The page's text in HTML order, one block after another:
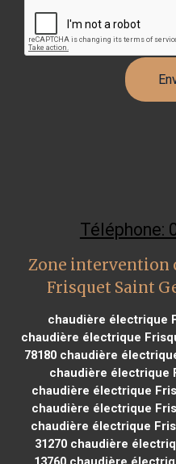
Téléphone:
Zone intervention
Frisquet Saint
chaudière électrique
chaudière électrique
78180chaudière
chaudière électrique
chaudière électrique
chaudière électrique
chaudière électrique
31270 chaudière